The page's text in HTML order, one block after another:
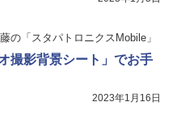
の「スタパトロニクスMobile」
撮影背景シート」でお手
2023年1月16日